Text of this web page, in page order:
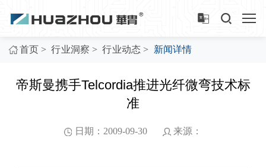
首页 > 行业洞察 > 行业动态 > 新闻详情
帝斯曼携手Telcordia推进光纤微弯技术标
准
日期：2009-09-30 来源：